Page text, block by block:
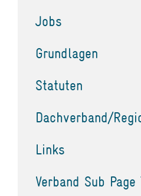
Jobs
Grundlagen
Statuten
Dachverband/
Links
Verband Sub